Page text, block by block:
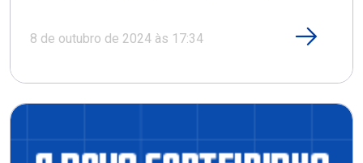
8 de outubro de 2024 às 17:34